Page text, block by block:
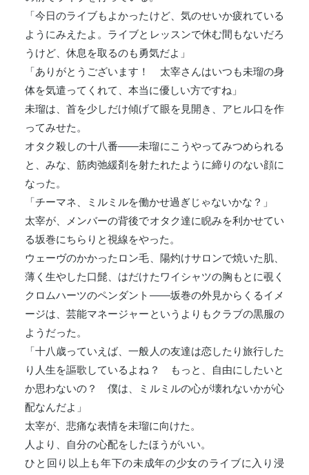
「今日のライブもよかったけど、気のせいか疲れている
ようにみえたよ。ライブとレッスンで休む間もないだろ
うけど、休息を取るのも勇気だよ」
「ありがとうございます！ 太宰さんはいつも未瑠の身
体を気遣ってくれて、本当に優しい方ですね」
未瑠は、首を少しだけ傾げて眼を見開き、アヒル口を作
ってみせた。
オタク殺しの十八番――未瑠にこうやってみつめられる
と、みな、筋肉弛緩剤を射たれたように締りのない顔に
なった。
「チーマネ、ミルミルを働かせ過ぎじゃないかな？」
太宰が、メンバーの背後でオタク達に睨みを利かせてい
る坂巻にちらりと視線をやった。
ウェーヴのかかったロン毛、陽灼けサロンで焼いた肌、
薄く生やした口髭、はだけたワイシャツの胸もとに覗く
クロムハーツのペンダント――坂巻の外見からくるイメ
ージは、芸能マネージャーというよりもクラブの黒服の
ようだった。
「十八歳っていえば、一般人の友達は恋したり旅行した
り人生を謳歌しているよね？ もっと、自由にしたいと
か思わないの？ 僕は、ミルミルの心が壊れないかが心
配なんだよ」
太宰が、悲痛な表情を未瑠に向けた。
人より、自分の心配をしたほうがいい。
ひと回り以上も年下の未成年の少女のライブに入り浸